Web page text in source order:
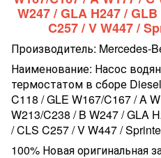
W247 / GLA H247 /
C257 / V W447 /
Производитель: Mercedes-
Наименование: Насос
термостатом в сборе
C118 / GLE W167/C167 / A
W213/C238 / B W247 / GLA
/ CLS C257 / V W447 /
100% Новая оригинальная